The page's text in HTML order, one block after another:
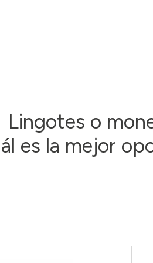
Lingotes o
es la mejor